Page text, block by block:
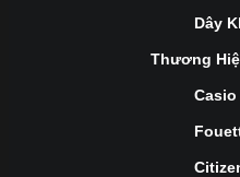
Dây
Thương
Casio